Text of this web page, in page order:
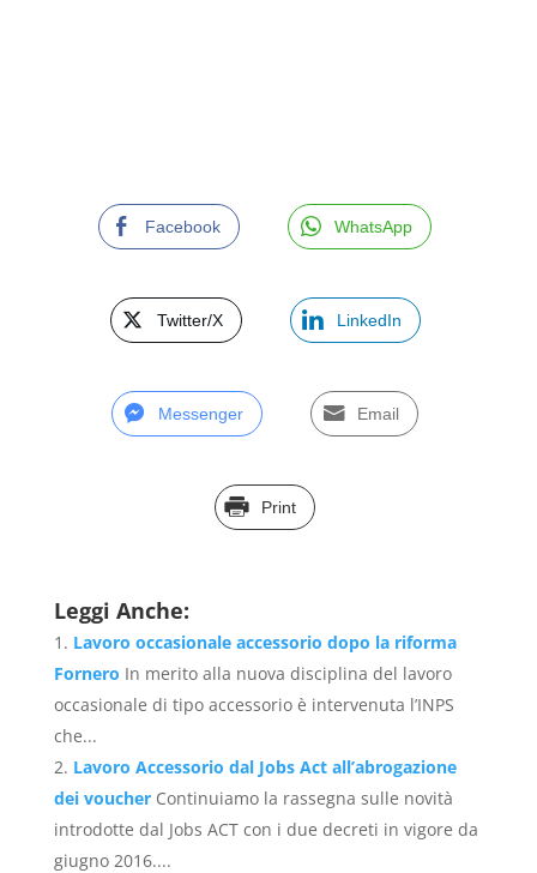
Facebook WhatsApp
Twitter/X LinkedIn
Messenger Email
Print
Leggi Anche:
Lavoro occasionale accessorio dopo la riforma
Fornero In merito alla nuova disciplina del lavoro
occasionale di tipo accessorio è intervenuta l’INPS
che...
Lavoro Accessorio dal Jobs Act all’abrogazione
dei voucher Continuiamo la rassegna sulle novità
introdotte dal Jobs ACT con i due decreti in vigore da
giugno 2016....